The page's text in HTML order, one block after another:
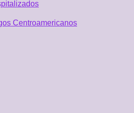
Centroamericanos